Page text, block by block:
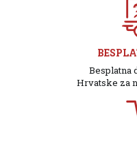
Besplatna
Hrvatske za